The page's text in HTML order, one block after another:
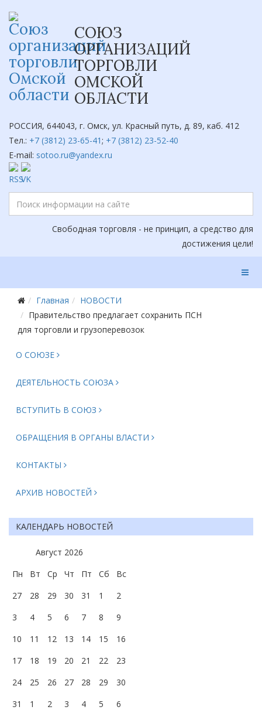
СОЮЗ
ОРГАНИЗАЦИЙ
ТОРГОВЛИ
ОМСКОЙ
ОБЛАСТИ
РОССИЯ, 644043, г. Омск, ул. Красный путь, д. 89, каб. 412
Тел.: +7 (3812) 23-65-41; +7 (3812) 23-52-40
E-mail: sotoo.ru@yandex.ru
Свободная торговля - не принцип, а средство для
достижения цели!
Главная
НОВОСТИ
Правительство предлагает сохранить ПСН
для торговли и грузоперевозок
О СОЮЗЕ
ДЕЯТЕЛЬНОСТЬ СОЮЗА
ВСТУПИТЬ В СОЮЗ
ОБРАЩЕНИЯ В ОРГАНЫ ВЛАСТИ
КОНТАКТЫ
АРХИВ НОВОСТЕЙ
КАЛЕНДАРЬ НОВОСТЕЙ
Август 2026
Пн
Вт Ср Чт Пт Сб
Вс
27
28 29 30 31 1
2
3
4 5 6 7 8
9
10
11 12 13 14 15
16
17
18 19 20 21 22
23
24
25 26 27 28 29
30
31
1 2 3 4 5 6